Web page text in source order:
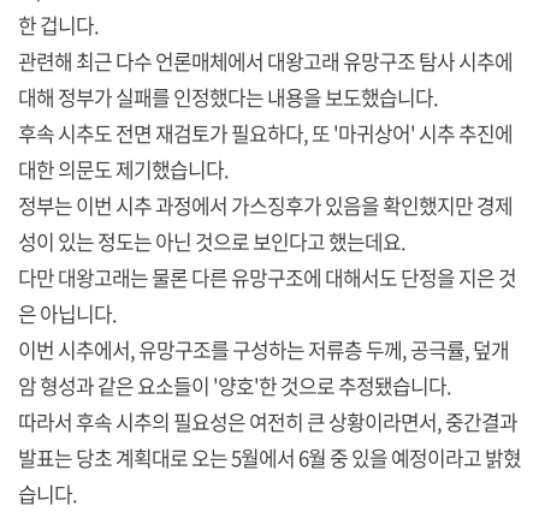
한 겁니다.
관련해 최근 다수 언론매체에서 대왕고래 유망구조 탐사 시추에
대해 정부가 실패를 인정했다는 내용을 보도했습니다.
후속 시추도 전면 재검토가 필요하다, 또 '마귀상어' 시추 추진에
대한 의문도 제기했습니다.
정부는 이번 시추 과정에서 가스징후가 있음을 확인했지만 경제
성이 있는 정도는 아닌 것으로 보인다고 했는데요.
다만 대왕고래는 물론 다른 유망구조에 대해서도 단정을 지은 것
은 아닙니다.
이번 시추에서, 유망구조를 구성하는 저류층 두께, 공극률, 덮개
암 형성과 같은 요소들이 '양호'한 것으로 추정됐습니다.
따라서 후속 시추의 필요성은 여전히 큰 상황이라면서, 중간결과
발표는 당초 계획대로 오는 5월에서 6월 중 있을 예정이라고 밝혔
습니다.